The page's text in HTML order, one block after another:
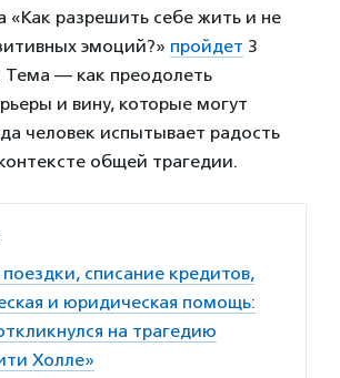
«Как разрешить себе жить и не
эмоций?» пройдет 3
Тема — как преодолеть
и вину, которые могут
человек испытывает радость
общей трагедии.
списание кредитов,
и юридическая помощь:
на трагедию
Холле»